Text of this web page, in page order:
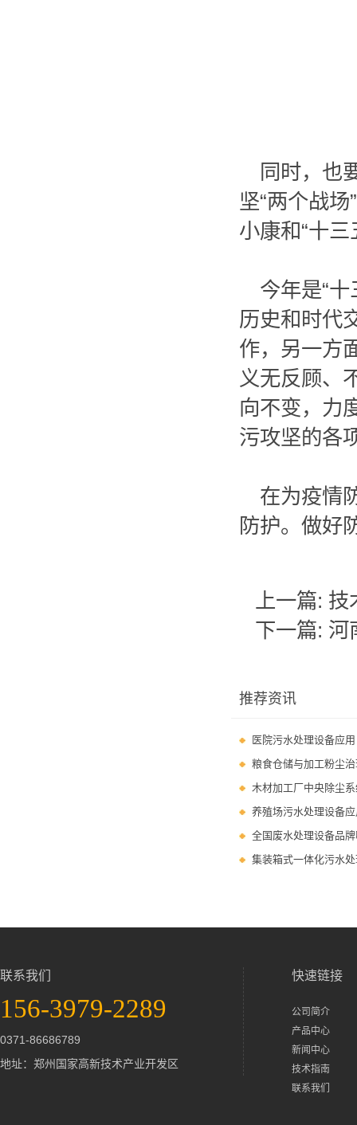
同时，也
坚“两个战
小康和“十
今年是“
历史和时代
作，另一方
义无反顾、
向不变，力
污攻坚的各
在为疫情
防护。做好
上一篇: 技
下一篇: 河
推荐资讯
医院污水处理设备应
粮食仓储与加工粉尘
木材加工厂中央除尘
养殖场污水处理设备
全国废水处理设备品
集装箱式一体化污水
联系我们
156-3979-2289
0371-86686789
地址：郑州国家高新技术产业开发区
快速链接
公司简介
产品中心
新闻中心
技术指南
联系我们